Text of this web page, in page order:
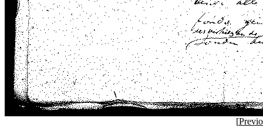
[